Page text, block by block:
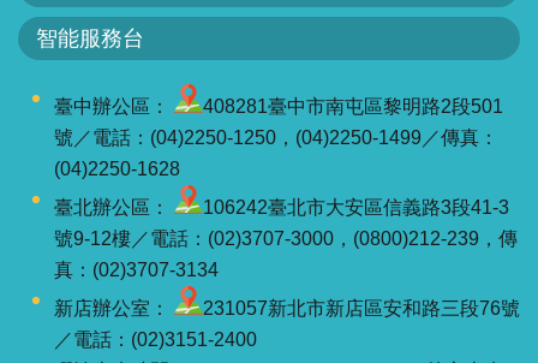
智能服務台
臺中辦公區：
408281臺中市南屯區黎明路2段501
號／電話：(04)2250-1250，(04)2250-1499／傳真：
(04)2250-1628
臺北辦公區：
106242臺北市大安區信義路3段41-3
號9-12樓／電話：(02)3707-3000，(0800)212-239，傳
真：(02)3707-3134
新店辦公室：
231057新北市新店區安和路三段76號
／電話：(02)3151-2400